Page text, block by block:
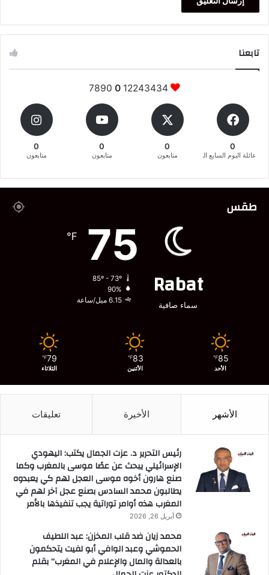
تابعنا
12243434
0
0
عائلة اليوم السابع المغربية
0
متابعون
0
متابعون
0
متابعون
طقس
Rabat
سماء صافية
75
℉
85º - 73º
90%
6.15 ميل/ساعة
85
℉
الأحد
83
℉
الأثنين
79
℉
الثلاثاء
الأشهر الأخيرة تعليقات
رئيس التحرير د. عزت الجمال يكتب: اليهودي
الإسرائيلي يبحث عن عصًا موسى بالمغرب وكما
صنع هارون أخوه موسى العجل لهم كي يعبدوه
يطالبون محمد السادس بصنع عجل آخر لهم في
المغرب هذه أوامر توراتية يجب تنفيذها بالأمر
أبريل 26, 2026
محمد زيان ضد قلب المخزن: عبد اللطيف
الحموشي وعبد الوافي أبو لفيت يتحكمون
بالعدالة والمال والإعلام في المغرب” بقلم